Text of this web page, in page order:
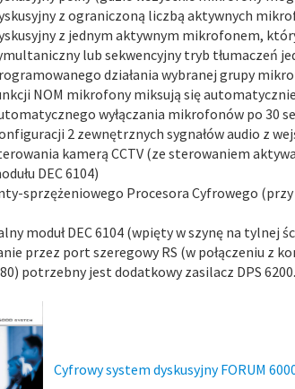
z ograniczoną liczbą aktywnych
z jednym aktywnym mikrofonem,
lub sekwencyjny tryb tłumaczeń
działania wybranej grupy
NOM mikrofony miksują się
wyłączania mikrofonów po 30
2 zewnętrznych sygnałów audio z
kamerą CCTV (ze sterowaniem
DEC 6104)
sprzężeniowego Procesora Cyfrowego
moduł DEC 6104 (wpięty w szynę na
przez port szeregowy RS (w połączeniu z
potrzebny jest dodatkowy zasilacz DPS 6200.
Cyfrowy system dyskusyjny FORUM